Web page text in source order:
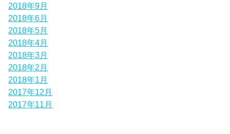
2018年9月
2018年6月
2018年5月
2018年4月
2018年3月
2018年2月
2018年1月
2017年12月
2017年11月